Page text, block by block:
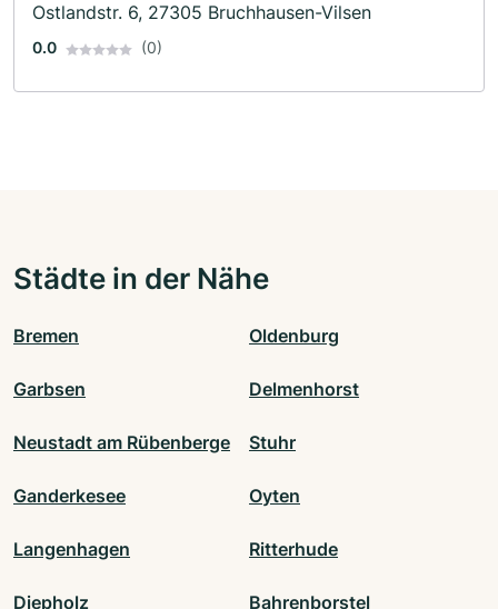
Ostlandstr. 6, 27305 Bruchhausen-Vilsen
0.0 (0)
Städte in der Nähe
Bremen Oldenburg
Garbsen Delmenhorst
Neustadt am Rübenberge Stuhr
Ganderkesee Oyten
Langenhagen Ritterhude
Diepholz Bahrenborstel